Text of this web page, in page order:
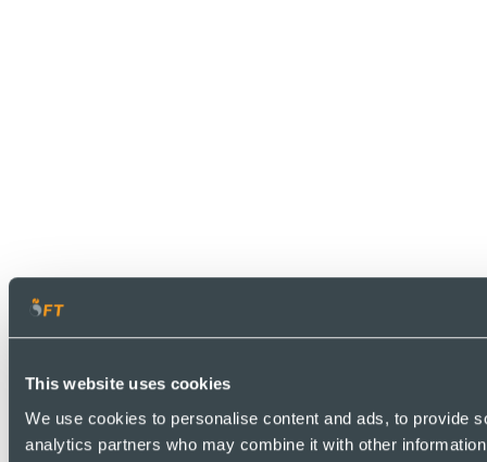
This website uses cookies
We use cookies to personalise content and ads, to provide
analytics partners who may combine it with other